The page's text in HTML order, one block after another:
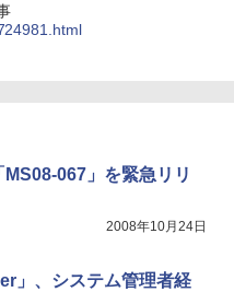
067」を緊急リリ
2008年10月24日
」、システム管理者経